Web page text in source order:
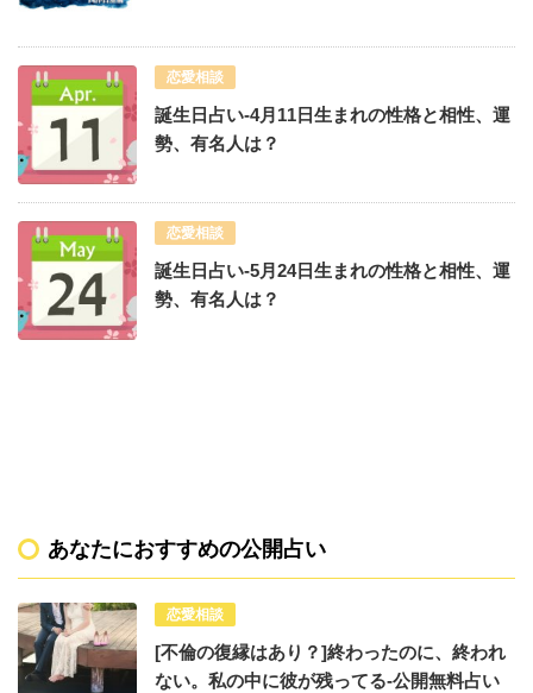
恋愛相談
誕生日占い-4月11日生まれの性格と相性、運
勢、有名人は？
恋愛相談
誕生日占い-5月24日生まれの性格と相性、運
勢、有名人は？
あなたにおすすめの公開占い
恋愛相談
[不倫の復縁はあり？]終わったのに、終われ
ない。私の中に彼が残ってる-公開無料占い